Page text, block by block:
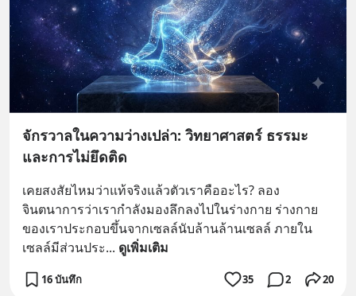
จักรวาลในความว่างเปล่า: วิทยาศาสตร์ ธรรมะ
และการไม่ยึดติด
เคยสงสัยไหมว่าแท้จริงแล้วตัวเราคืออะไร? ลอง
จินตนาการว่าเรากำลังมองลึกลงไปในร่างกาย ร่างกาย
ของเราประกอบขึ้นจากเซลล์นับล้านล้านเซลล์ ภายใน
เซลล์มีส่วนประ... ดูเพิ่มเติม
16 บันทึก 35 2 20